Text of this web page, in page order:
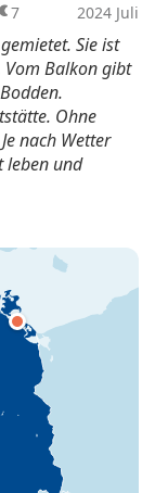
Erwachsene
KindHaustiere
7 2024 Juli
Sie ist
Vom Balkon gibt
Ohne
nach Wetter
leben und